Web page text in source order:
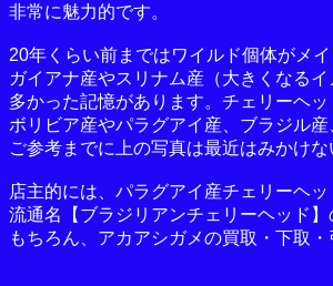
非常に魅力的です。
20年くらい前まではワイルド個体がメイ
ガイアナ産やスリナム産（大きくなる
多かった記憶があります。チェリーヘッ
ボリビア産やパラグアイ産、ブラジル産
ご参考までに上の写真は最近はみかけ
店主的には、パラグアイ産チェリーヘ
流通名【ブラジリアンチェリーヘッド
もちろん、アカアシガメの買取・下取・